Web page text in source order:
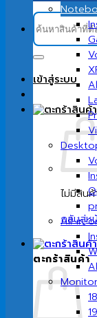
ค้นหา:
เข้าสู่ระบบ
ไม่มีสินค้
กลับสู่ห
ตะกร้าสินค้า
All-in-
Monitor